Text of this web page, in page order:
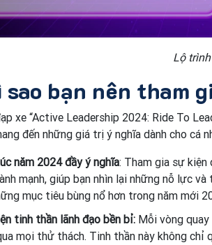
Lộ
sao bạn nên tham
xe “Active Leadership 2024: Ride To
đến những giá trị ý nghĩa dành cho cá
năm 2024 đầy ý nghĩa: Tham gia sự kiện
mạnh, giúp bạn nhìn lại những nỗ lực
mục tiêu bùng nổ hơn trong năm mới
tinh thần lãnh đạo bền bỉ:Mỗi vòng quay
mọi thử thách. Tinh thần này không